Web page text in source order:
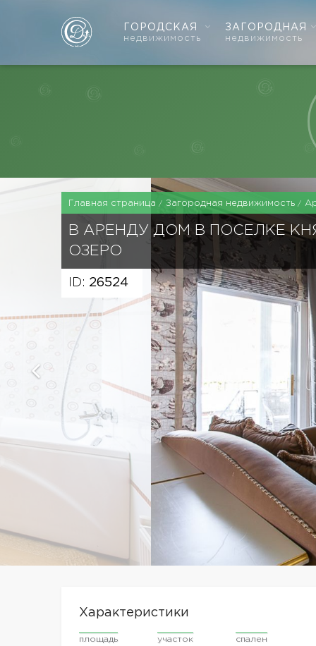
ГОРОДСКАЯ
недвижимость
ЗАГОРОДНАЯ
недвижимость
Главная страница Загородная недвижимость
В АРЕНДУ ДОМ В ПОСЕЛКЕ
ОЗЕРО
ID: 26524
Характеристики
площадь участок спален